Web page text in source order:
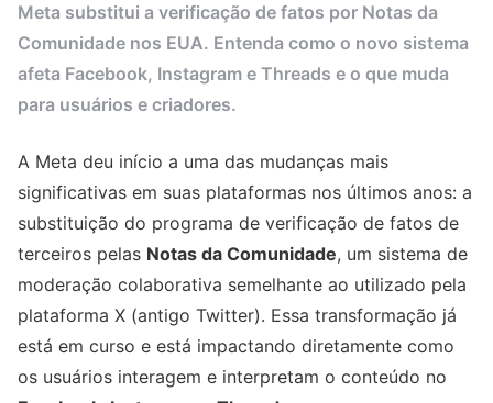
Meta substitui a verificação de fatos por Notas da
Comunidade nos EUA. Entenda como o novo sistema
afeta Facebook, Instagram e Threads e o que muda
para usuários e criadores.
A Meta deu início a uma das mudanças mais
significativas em suas plataformas nos últimos anos: a
substituição do programa de verificação de fatos de
terceiros pelas Notas da Comunidade, um sistema de
moderação colaborativa semelhante ao utilizado pela
plataforma X (antigo Twitter). Essa transformação já
está em curso e está impactando diretamente como
os usuários interagem e interpretam o conteúdo no